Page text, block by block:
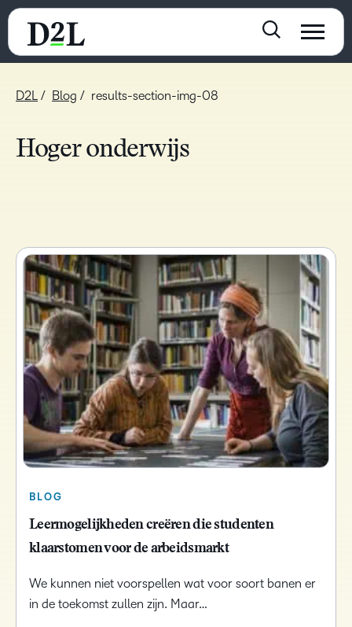
D2L Blog results-section-img-08
Hoger onderwijs
BLOG
Leermogelijkheden creëren die studenten
klaarstomen voor de arbeidsmarkt
We kunnen niet voorspellen wat voor soort banen er
in de toekomst zullen zijn. Maar…